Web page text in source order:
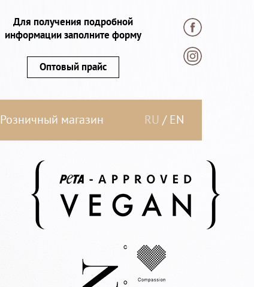
Для получения подробной
информации заполните форму
Оптовый прайс
Розничный магазин RU / EN